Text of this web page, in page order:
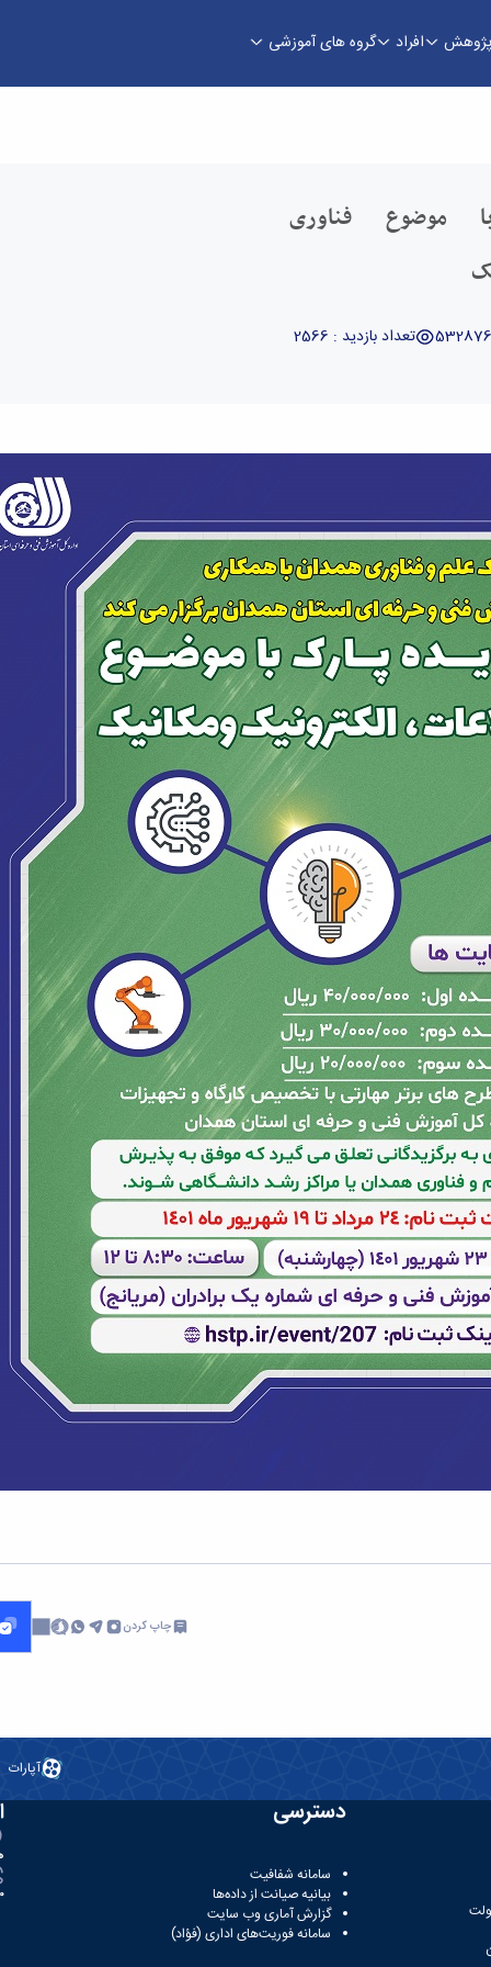
پژوهش افراد گروه های آموزشی
موضوع فناوری
تعداد بازدید : 2566
چاپ کردن
آپارات
دسترسی
سامانه شفافیت
بیانیه صیانت از داده‌ها
گزارش آماری وب‌ سایت
سامانه فوریت‌های اداری (فؤاد)